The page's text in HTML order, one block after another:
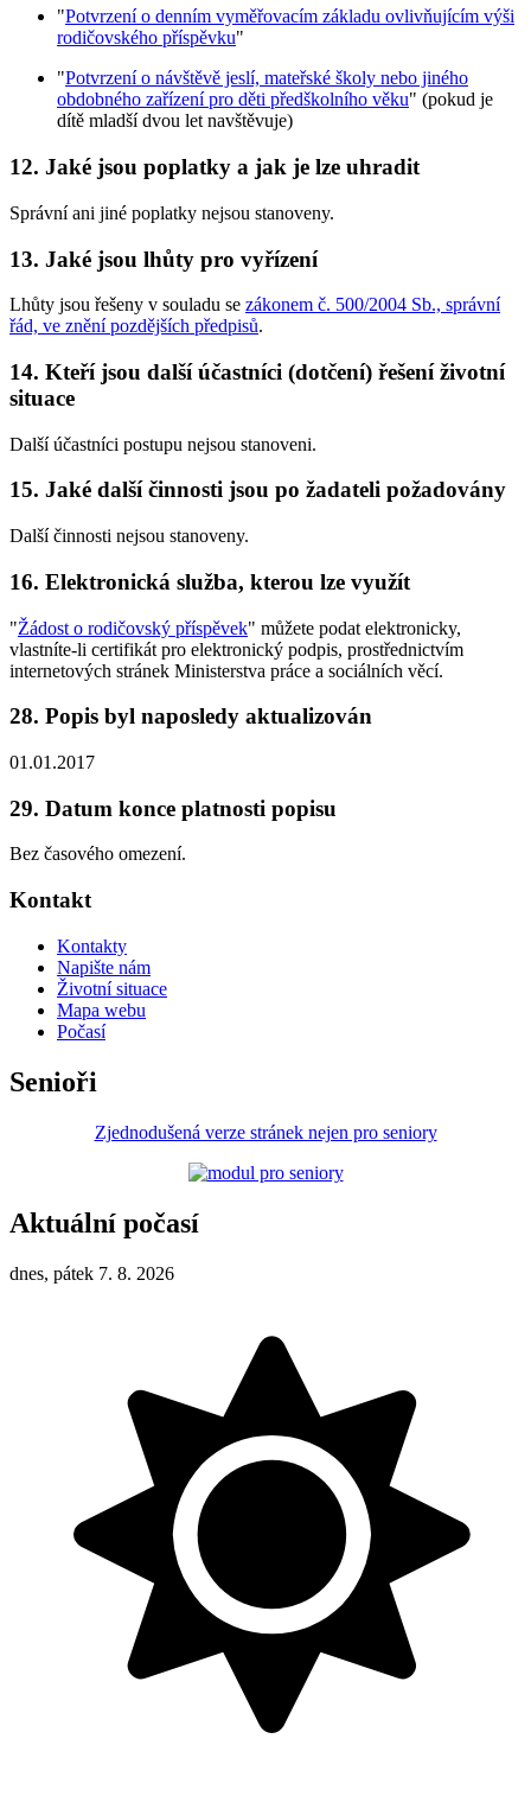
"Potvrzení o denním vyměřovacím základu ovlivňujícím výši
rodičovského příspěvku"
"Potvrzení o návštěvě jeslí, mateřské školy nebo jiného
obdobného zařízení pro děti předškolního věku" (pokud je
dítě mladší dvou let navštěvuje)
12. Jaké jsou poplatky a jak je lze uhradit
Správní ani jiné poplatky nejsou stanoveny.
13. Jaké jsou lhůty pro vyřízení
Lhůty jsou řešeny v souladu se zákonem č. 500/2004 Sb., správní
řád, ve znění pozdějších předpisů.
14. Kteří jsou další účastníci (dotčení) řešení životní
situace
Další účastníci postupu nejsou stanoveni.
15. Jaké další činnosti jsou po žadateli požadovány
Další činnosti nejsou stanoveny.
16. Elektronická služba, kterou lze využít
"Žádost o rodičovský příspěvek" můžete podat elektronicky,
vlastníte-li certifikát pro elektronický podpis, prostřednictvím
internetových stránek Ministerstva práce a sociálních věcí.
28. Popis byl naposledy aktualizován
01.01.2017
29. Datum konce platnosti popisu
Bez časového omezení.
Kontakt
Kontakty
Napište nám
Životní situace
Mapa webu
Počasí
Senioři
Zjednodušená verze stránek nejen pro seniory
Aktuální počasí
dnes, pátek 7. 8. 2026